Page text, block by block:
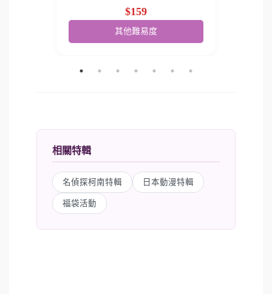
$159
其他難易度
相關特輯
名偵探柯南特輯 日本動漫特輯
福袋活動